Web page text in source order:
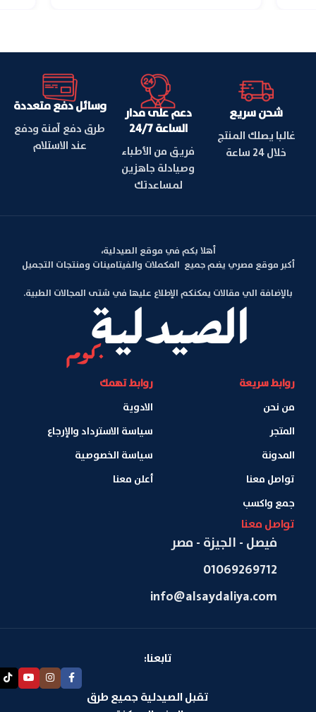
شحن سريع
غالبا يصلك المنتج
خلال 24 ساعة
دعم على مدار
الساعة 24/7
فريق من الأطباء
وصيادلة جاهزين
لمساعدتك
وسائل دفع متعددة
طرق دفع آمنة ودفع
عند الاستلام
أهلا بكم في موقع الصيدلية،
أكبر موقع مصري يضم جميع المكملات والفيتامينات ومنتجات التجميل
بالإضافة الي مقالات يمكنكم الإطلاع عليها في شتى المجالات الطبية.
روابط سريعة
من نحن
المتجر
المدونة
تواصل معنا
جمع واكسب
روابط تهمك
الادوية
سياسة الاسترداد والإرجاع
سياسة الخصوصية
أعلن معنا
تواصل معنا
فيصل - الجيزة - مصر
01069269712
info@alsaydaliya.com
تابعنا:
تقبل الصيدلية جميع طرق